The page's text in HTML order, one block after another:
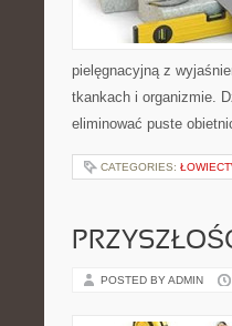
pielęgnacyjną z
tkankach i organizmie.
eliminować puste
CATEGORIES:
POSTED BY ADMIN